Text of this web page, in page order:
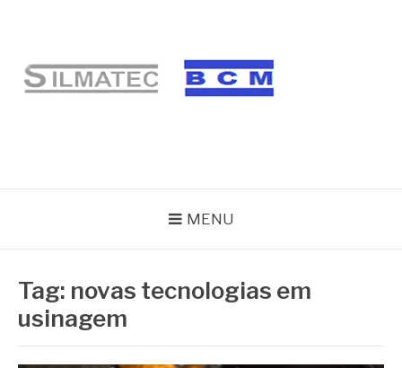
conteúdo
MENU
Tag: novas tecnologias em
usinagem